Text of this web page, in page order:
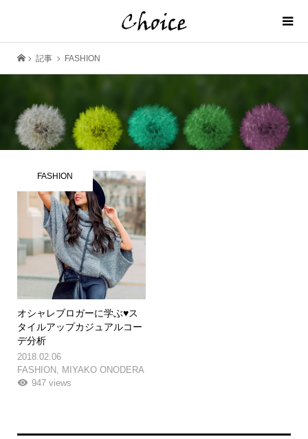
記事 FASHION
FASHION
オシャレブロガーに学ぶ♥ス
タイルアップカジュアルコー
デ分析
2018.02.06
FASHION, MIYAKO ONODERA
947 views